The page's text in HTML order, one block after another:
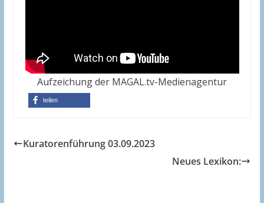
Aufzeichung der MAGAL.tv-Medienagentur
teilen
Kuratorenführung 03.09.2023
Neues Lexikon: